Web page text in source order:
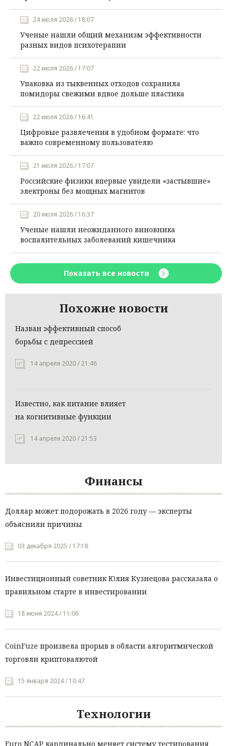
24 июля 2026 / 18:07
Ученые нашли общий механизм эффективности
разных видов психотерапии
22 июля 2026 / 17:07
Упаковка из тыквенных отходов сохранила
помидоры свежими вдвое дольше пластика
22 июля 2026 / 16:41
Цифровые развлечения в удобном формате: что
важно современному пользователю
21 июля 2026 / 17:07
Российские физики впервые увидели «застывшие»
электроны без мощных магнитов
20 июля 2026 / 16:37
Ученые нашли неожиданного виновника
воспалительных заболеваний кишечника
Показать все новости
Похожие новости
Назван эффективный способ
борьбы с депрессией
14 апреля 2020 / 21:46
Известно, как питание влияет
на когнитивные функции
14 апреля 2020 / 21:53
Финансы
Доллар может подорожать в 2026 году — эксперты
объяснили причины
03 декабря 2025 / 17:18
Инвестиционный советник Юлия Кузнецова рассказала о
правильном старте в инвестировании
18 июня 2024 / 11:06
CoinFuze произвела прорыв в области алгоритмической
торговли криптовалютой
15 января 2024 / 10:47
Технологии
Euro NCAP кардинально меняет систему тестирования